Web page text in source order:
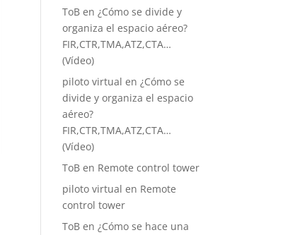
ToB en¿Cómo se divide y
organiza el espacio aéreo?
FIR,CTR,TMA,ATZ,CTA…
(Vídeo)
piloto virtual en¿Cómo se
divide y organiza el espacio
aéreo?
FIR,CTR,TMA,ATZ,CTA…
(Vídeo)
ToB en Remote control tower
piloto virtual en Remote
control tower
ToB en¿Cómo se hace una